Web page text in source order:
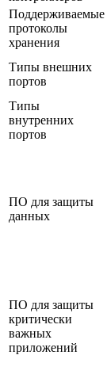
Поддерживаемые
протоколы
хранения
Типы внешних
портов
Типы
внутренних
портов
ПО для защиты
данных
ПО для защиты
критически
важных
приложений